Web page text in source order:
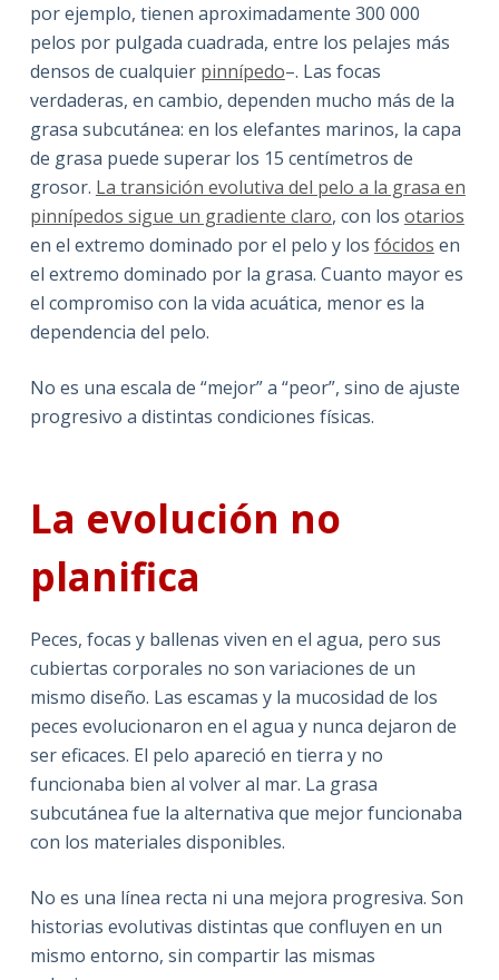
por ejemplo, tienen aproximadamente 300 000
pelos por pulgada cuadrada, entre los pelajes más
densos de cualquier pinnípedo–. Las focas
verdaderas, en cambio, dependen mucho más de la
grasa subcutánea: en los elefantes marinos, la capa
de grasa puede superar los 15 centímetros de
grosor. La transición evolutiva del pelo a la grasa en
pinnípedos sigue un gradiente claro, con los otarios
en el extremo dominado por el pelo y los fócidos en
el extremo dominado por la grasa. Cuanto mayor es
el compromiso con la vida acuática, menor es la
dependencia del pelo.
No es una escala de “mejor” a “peor”, sino de ajuste
progresivo a distintas condiciones físicas.
La evolución no
planifica
Peces, focas y ballenas viven en el agua, pero sus
cubiertas corporales no son variaciones de un
mismo diseño. Las escamas y la mucosidad de los
peces evolucionaron en el agua y nunca dejaron de
ser eficaces. El pelo apareció en tierra y no
funcionaba bien al volver al mar. La grasa
subcutánea fue la alternativa que mejor funcionaba
con los materiales disponibles.
No es una línea recta ni una mejora progresiva. Son
historias evolutivas distintas que confluyen en un
mismo entorno, sin compartir las mismas